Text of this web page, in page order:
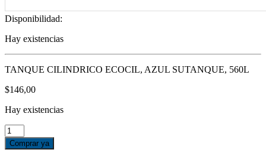
Disponibilidad:
Hay existencias
TANQUE CILINDRICO ECOCIL, AZUL SUTANQUE, 560L
$146,00
Hay existencias
TANQUE
CILINDRICO
ECOCIL,
Comprar ya